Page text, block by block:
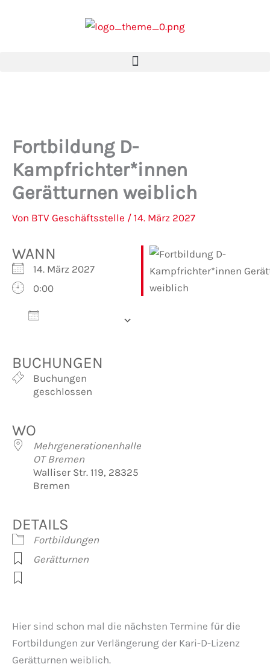
Fortbildung D-
Kampfrichter*innen
Gerätturnen weiblich
Von BTV Geschäftsstelle / 14. März 2027
WANN
14. März 2027
0:00
BUCHUNGEN
Buchungen
geschlossen
WO
Mehrgenerationenhalle
OT Bremen
Walliser Str. 119, 28325
Bremen
DETAILS
Fortbildungen
Gerätturnen
Hier sind schon mal die nächsten Termine für die
Fortbildungen zur Verlängerung der Kari-D-Lizenz
Gerätturnen weiblich.